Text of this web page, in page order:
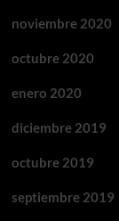
noviembre 2020
octubre 2020
enero 2020
diciembre 2019
octubre 2019
septiembre 2019